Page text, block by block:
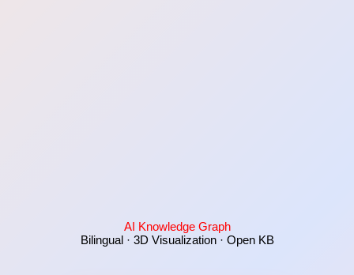
AI Knowledge Graph
Bilingual · 3D Visualization · Open KB